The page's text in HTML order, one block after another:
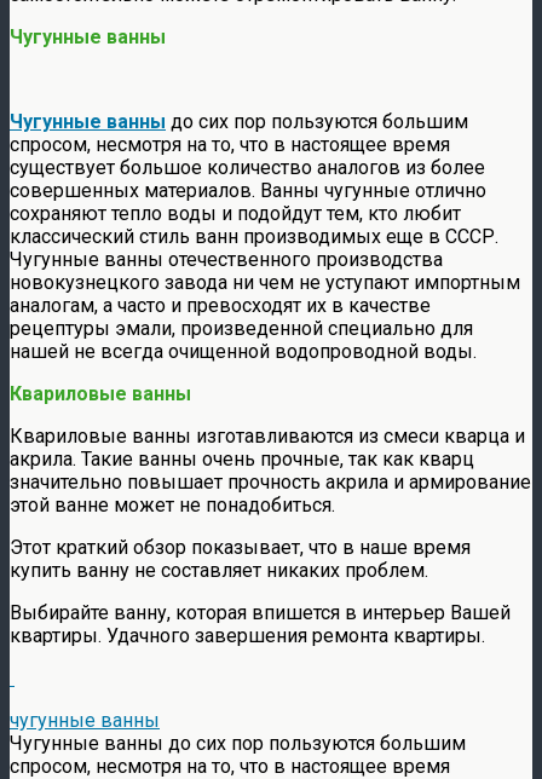
Чугунные ванны
Чугунные ванны до сих пор пользуются большим
спросом, несмотря на то, что в настоящее время
существует большое количество аналогов из более
совершенных материалов. Ванны чугунные отлично
сохраняют тепло воды и подойдут тем, кто любит
классический стиль ванн производимых еще в СССР.
Чугунные ванны отечественного производства
новокузнецкого завода ни чем не уступают импортным
аналогам, а часто и превосходят их в качестве
рецептуры эмали, произведенной специально для
нашей не всегда очищенной водопроводной воды.
Квариловые ванны
Квариловые ванны изготавливаются из смеси кварца и
акрила. Такие ванны очень прочные, так как кварц
значительно повышает прочность акрила и армирование
этой ванне может не понадобиться.
Этот краткий обзор показывает, что в наше время
купить ванну не составляет никаких проблем.
Выбирайте ванну, которая впишется в интерьер Вашей
квартиры. Удачного завершения ремонта квартиры.
чугунные ванны
Чугунные ванны до сих пор пользуются большим
спросом, несмотря на то, что в настоящее время